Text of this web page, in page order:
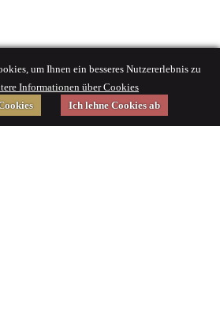
um Ihnen ein besseres Nutzererlebnis zu
Informationen über Cookies
Ich lehne Cookies ab